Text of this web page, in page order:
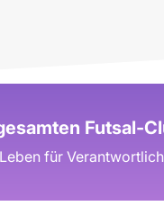
Futsal-
für